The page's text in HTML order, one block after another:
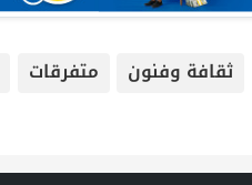
ثقافة وفنون متفرقات